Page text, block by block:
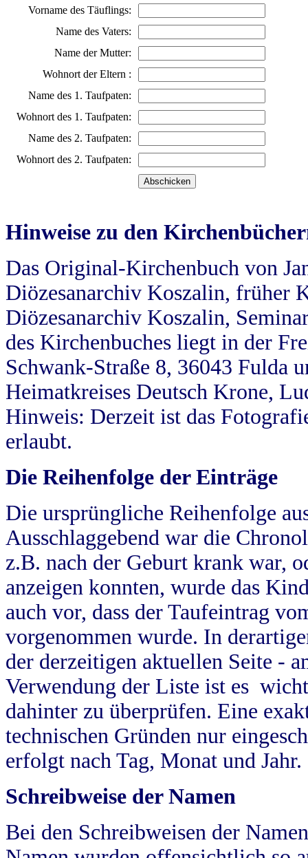
Vorname des Täuflings:
Name des Vaters:
Name der Mutter:
Wohnort der Eltern :
Name des 1. Taufpaten:
Wohnort des 1. Taufpaten:
Name des 2. Taufpaten:
Wohnort des 2. Taufpaten:
Hinweise zu den
Das Original-Kirchenbuch von
Diözesanarchiv Koszalin, früher
Diözesanarchiv Koszalin,
des Kirchenbuches liegt in der
Schwank-Straße 8, 36043 Fulda
Heimatkreises Deutsch Krone,
Hinweis: Derzeit ist das
erlaubt.
Die Reihenfolge der Einträge
Die ursprüngliche Reihenfolge
Ausschlaggebend war die
z.B. nach der Geburt krank war,
anzeigen konnten, wurde das
auch vor, dass der Taufeintrag
vorgenommen wurde. In
der derzeitigen aktuellen Seite -
Verwendung der Liste ist es
dahinter zu überprüfen. Eine
technischen Gründen nur
erfolgt nach Tag, Monat und Jahr.
Schreibweise der Namen
Bei den Schreibweisen der